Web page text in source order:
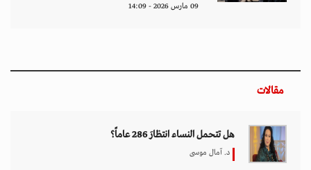
09 مارس 2026 - 14:09
مقالات
هل تتحمل النساء انتظارَ 286 عاماً؟
د. آمال موسى